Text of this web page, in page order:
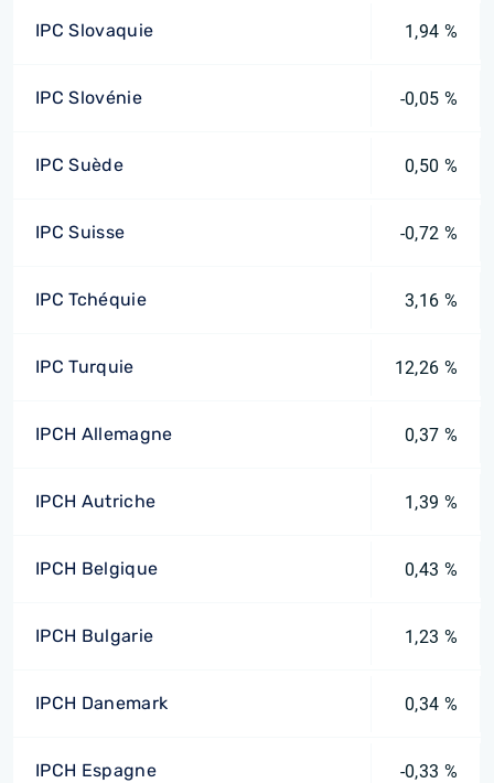
IPC Slovaquie 1,94 %
IPC Slovénie -0,05 %
IPC Suède 0,50 %
IPC Suisse -0,72 %
IPC Tchéquie 3,16 %
IPC Turquie 12,26 %
IPCH Allemagne 0,37 %
IPCH Autriche 1,39 %
IPCH Belgique 0,43 %
IPCH Bulgarie 1,23 %
IPCH Danemark 0,34 %
IPCH Espagne -0,33 %